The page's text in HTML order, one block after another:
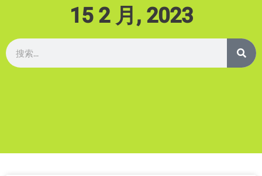
15 2 月, 2023
搜
索
搜